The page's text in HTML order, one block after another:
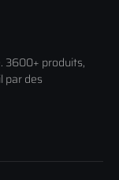
3600+ produits,
par des